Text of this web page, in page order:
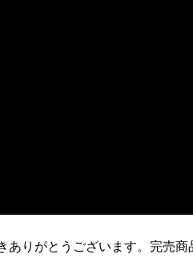
ありがとうございます。完売